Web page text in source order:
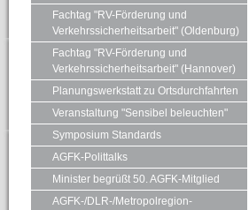
Fachtag "RV-Förderung und
Verkehrssicherheitsarbeit" (Oldenburg)
Fachtag "RV-Förderung und
Verkehrssicherheitsarbeit" (Hannover)
Planungswerkstatt zu Ortsdurchfahrten
Veranstaltung "Sensibel beleuchten"
Symposium Standards
AGFK-Polittalks
Minister begrüßt 50. AGFK-Mitglied
AGFK-/DLR-/Metropolregion-